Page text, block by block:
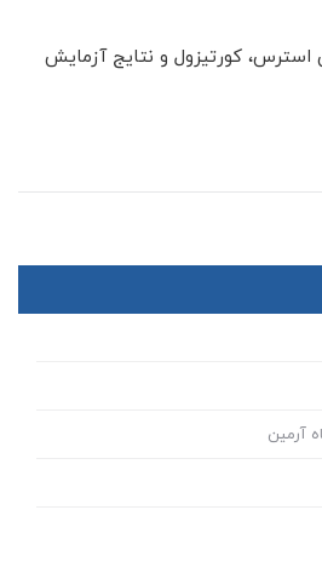
استرس، کورتیزول و نتایج آزمایش
آرمین